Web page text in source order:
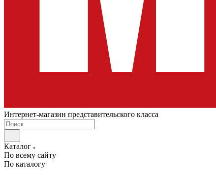
Интернет-магазин представительского класса
Каталог
По всему сайту
По каталогу